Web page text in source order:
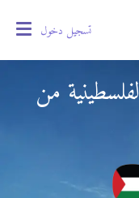
تسجيل دخول
من